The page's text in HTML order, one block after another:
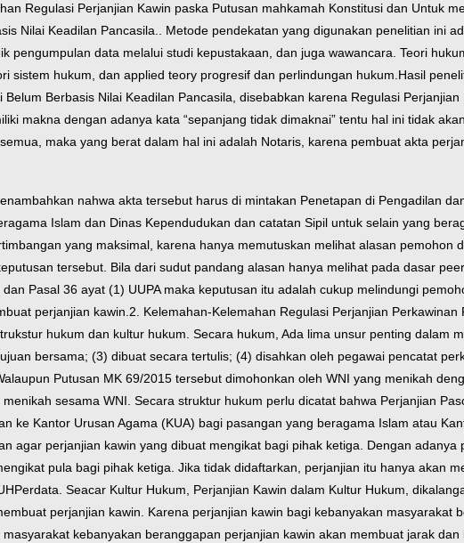
Regulasi Perjanjian Kawin paska Putusan mahkamah Konstitusi dan Untuk
Nilai Keadilan Pancasila.. Metode pendekatan yang digunakan penelitian ini
pengumpulan data melalui studi kepustakaan, dan juga wawancara. Teori
sistem hukum, dan applied teory progresif dan perlindungan hukum.Hasil
Berbasis Nilai Keadilan Pancasila, disebabkan karena Regulasi
makna dengan adanya kata “sepanjang tidak dimaknai” tentu hal ini tidak
maka yang berat dalam hal ini adalah Notaris, karena pembuat akta
nahwa akta tersebut harus di mintakan Penetapan di Pengadilan
Islam dan Dinas Kependudukan dan catatan Sipil untuk selain yang
yang maksimal, karena hanya memutuskan melihat alasan pemohon
tersebut. Bila dari sudut pandang alasan hanya melihat pada dasar
Pasal 36 ayat (1) UUPA maka keputusan itu adalah cukup melindungi
perjanjian kawin.2. Kelemahan-Kelemahan Regulasi Perjanjian
hukum dan kultur hukum. Secara hukum, Ada lima unsur penting dalam
bersama; (3) dibuat secara tertulis; (4) disahkan oleh pegawai pencatat
Putusan MK 69/2015 tersebut dimohonkan oleh WNI yang menikah
sesama WNI. Secara struktur hukum perlu dicatat bahwa Perjanjian
ke Kantor Urusan Agama (KUA) bagi pasangan yang beragama Islam atau
agar perjanjian kawin yang dibuat mengikat bagi pihak ketiga. Dengan
pula bagi pihak ketiga. Jika tidak didaftarkan, perjanjian itu hanya akan
Seacar Kultur Hukum, Perjanjian Kawin dalam Kultur Hukum,
perjanjian kawin. Karena perjanjian kawin bagi kebanyakan
kebanyakan beranggapan perjanjian kawin akan membuat jarak